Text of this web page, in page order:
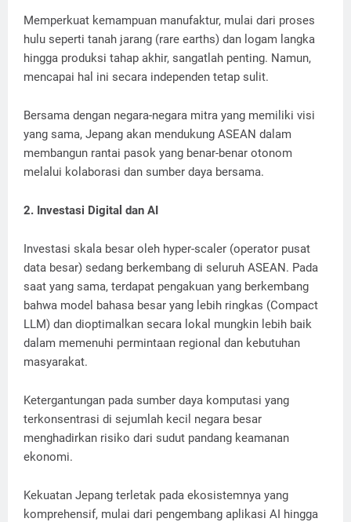
Memperkuat kemampuan manufaktur, mulai dari proses
hulu seperti tanah jarang (rare earths) dan logam langka
hingga produksi tahap akhir, sangatlah penting. Namun,
mencapai hal ini secara independen tetap sulit.
Bersama dengan negara-negara mitra yang memiliki visi
yang sama, Jepang akan mendukung ASEAN dalam
membangun rantai pasok yang benar-benar otonom
melalui kolaborasi dan sumber daya bersama.
2. Investasi Digital dan AI
Investasi skala besar oleh hyper-scaler (operator pusat
data besar) sedang berkembang di seluruh ASEAN. Pada
saat yang sama, terdapat pengakuan yang berkembang
bahwa model bahasa besar yang lebih ringkas (Compact
LLM) dan dioptimalkan secara lokal mungkin lebih baik
dalam memenuhi permintaan regional dan kebutuhan
masyarakat.
Ketergantungan pada sumber daya komputasi yang
terkonsentrasi di sejumlah kecil negara besar
menghadirkan risiko dari sudut pandang keamanan
ekonomi.
Kekuatan Jepang terletak pada ekosistemnya yang
komprehensif, mulai dari pengembang aplikasi AI hingga